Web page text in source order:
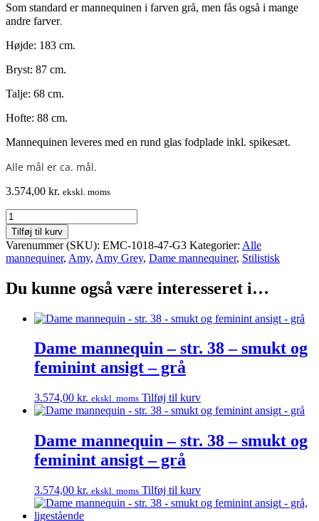
Som standard er mannequinen i farven grå, men fås også i mange
andre farver.
Højde: 183 cm.
Bryst: 87 cm.
Talje: 68 cm.
Hofte: 88 cm.
Mannequinen leveres med en rund glas fodplade inkl. spikesæt.
Alle mål er ca. mål.
3.574,00 kr. ekskl. moms
Dame
mannequin
-
str.
38
smukt
feminint
Tilføj til kurv
Varenummer (SKU): EMC-1018-47-G3 Kategorier: Alle
mannequiner, Amy, Amy Grey, Dame mannequiner, Stilistisk
Du kunne også være interesseret i…
Dame mannequin – str. 38 – smukt og
feminint ansigt – grå
3.574,00 kr. ekskl. moms Tilføj til kurv
Dame mannequin – str. 38 – smukt og
feminint ansigt – grå
3.574,00 kr. ekskl. moms Tilføj til kurv